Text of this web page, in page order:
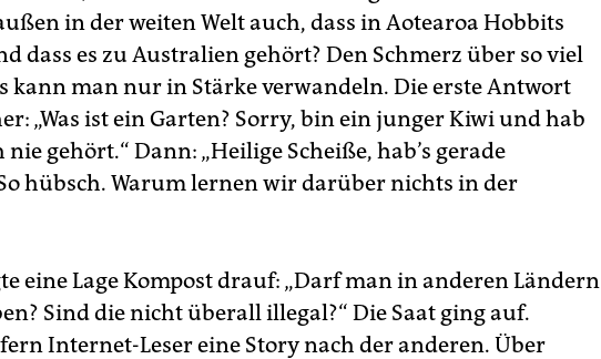
in der weiten Welt auch, dass in Aotearoa Hobbits
dass es zu Australien gehört? Den Schmerz über so viel
kann man nur in Stärke verwandeln. Die erste Antwort
„Was ist ein Garten? Sorry, bin ein junger Kiwi und hab
nie gehört.“ Dann: „Heilige Scheiße, hab’s gerade
hübsch. Warum lernen wir darüber nichts in der
eine Lage Kompost drauf: „Darf man in anderen Ländern
Sind die nicht überall illegal?“ Die Saat ging auf.
Internet-Leser eine Story nach der anderen. Über